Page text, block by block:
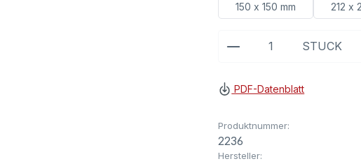
150 x 150 mm 212 x
Produkt Anzahl:
STÜCK
PDF-Datenblatt
Produktnummer:
2236
Hersteller: